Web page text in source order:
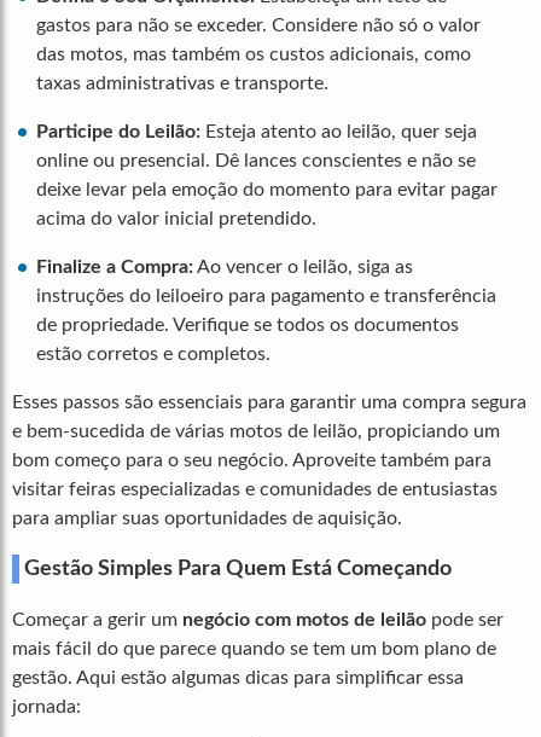
gastos para não se exceder. Considere não só o valor
das motos, mas também os custos adicionais, como
taxas administrativas e transporte.
Participe do Leilão: Esteja atento ao leilão, quer seja
online ou presencial. Dê lances conscientes e não se
deixe levar pela emoção do momento para evitar pagar
acima do valor inicial pretendido.
Finalize a Compra:Ao vencer o leilão, siga as
instruções do leiloeiro para pagamento e transferência
de propriedade. Verifique se todos os documentos
estão corretos e completos.
Esses passos são essenciais para garantir uma compra segura
e bem-sucedida de várias motos de leilão, propiciando um
bom começo para o seu negócio. Aproveite também para
visitar feiras especializadas e comunidades de entusiastas
para ampliar suas oportunidades de aquisição.
Gestão Simples Para Quem Está Começando
Começar a gerir um negócio com motos de leilão pode ser
mais fácil do que parece quando se tem um bom plano de
gestão. Aqui estão algumas dicas para simplificar essa
jornada: